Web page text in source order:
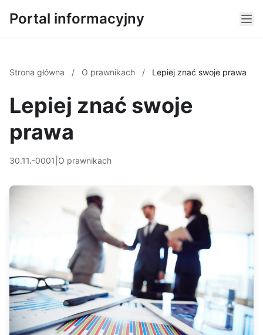
Portal informacyjny
Strona główna / O prawnikach / Lepiej znać swoje prawa
Lepiej znać swoje
prawa
30.11.-0001 O prawnikach